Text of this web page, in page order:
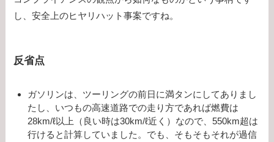
し、安全上のヒヤリハット事案ですね。
反省点
ガソリンは、ツーリングの前日に満タンにしてありまし
たし、いつもの高速道路での走り方であれば燃費は
28km/ℓ以上（良い時は30km/ℓ近く）なので、550km超は
行けると計算していました。でも、そもそもそれが過信